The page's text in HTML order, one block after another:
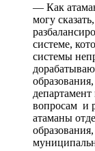
— Как
могу
системе,
системы
вопросам и
атаманы